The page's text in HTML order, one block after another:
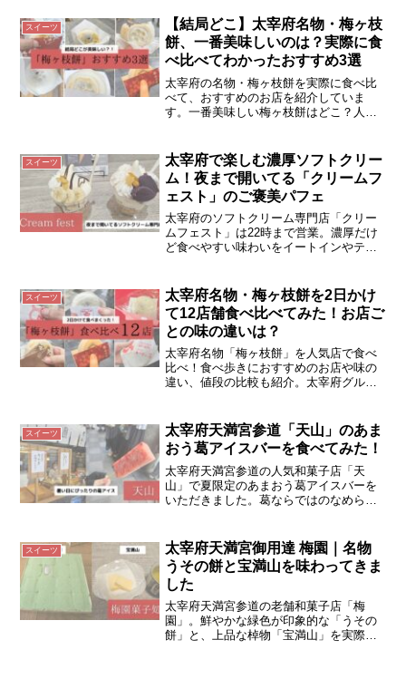
クーヘンの切れ端もお菓子自販機で見つ
けました！
スイーツ
【結局どこ】太宰府名物・梅ヶ枝
餅、一番美味しいのは？実際に食
べ比べてわかったおすすめ3選
太宰府の名物・梅ヶ枝餅を実際に食べ比
べて、おすすめのお店を紹介していま
す。一番美味しい梅ヶ枝餅はどこ？人気
スイーツ
太宰府で楽しむ濃厚ソフトクリー
ム！夜まで開いてる「クリームフ
ェスト」のご褒美パフェ
太宰府のソフトクリーム専門店「クリー
ムフェスト」は22時まで営業。濃厚だけ
ど食べやすい味わいをイートインやテイ
スイーツ
太宰府名物・梅ヶ枝餅を2日かけ
て12店舗食べ比べてみた！お店ご
との味の違いは？
太宰府名物「梅ヶ枝餅」を人気店で食べ
比べ！食べ歩きにおすすめのお店や味の
違い、値段の比較も紹介。太宰府グルメ
スイーツ
太宰府天満宮参道「天山」のあま
おう葛アイスバーを食べてみた！
太宰府天満宮参道の人気和菓子店「天
山」で夏限定のあまおう葛アイスバーを
いただきました。葛ならではのなめらか
福なども楽しめます。
スイーツ
太宰府天満宮御用達 梅園｜名物
うその餅と宝満山を味わってきま
した
太宰府天満宮参道の老舗和菓子店「梅
園」。鮮やかな緑色が印象的な「うその
餅」と、上品な棹物「宝満山」を実際に